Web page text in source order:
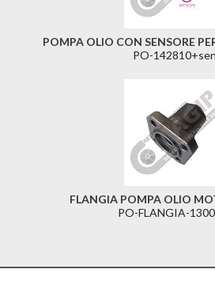
POMPA OLIO CON SENSORE
PO-
FLANGIA POMPA OLIO
PO-FLANGIA-